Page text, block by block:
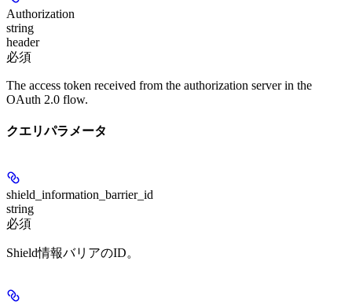
Authorization
string
header
必須
The access token received from the authorization server in the
OAuth 2.0 flow.
クエリパラメータ
shield_information_barrier_id
string
必須
Shield情報バリアのID。